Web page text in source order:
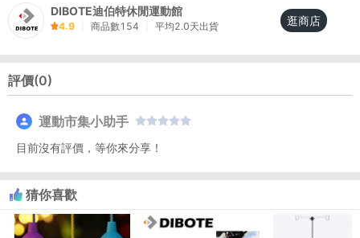
DIBOTE迪伯特休閒運動館
4.9 商品數154 平均2.0天出貨 逛商店
評價(0)
運動市集小助手
目前沒有評價，等你來分享！
猜你喜歡